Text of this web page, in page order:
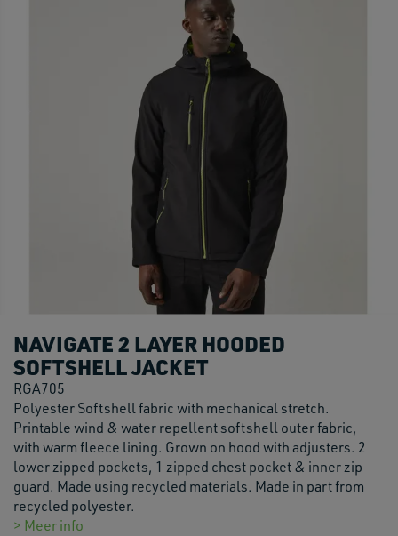
NAVIGATE 2 LAYER HOODED
SOFTSHELL JACKET
RGA705
Polyester Softshell fabric with mechanical stretch.
Printable wind & water repellent softshell outer fabric,
with warm fleece lining. Grown on hood with adjusters. 2
lower zipped pockets, 1 zipped chest pocket & inner zip
guard. Made using recycled materials. Made in part from
recycled polyester.
> Meer info